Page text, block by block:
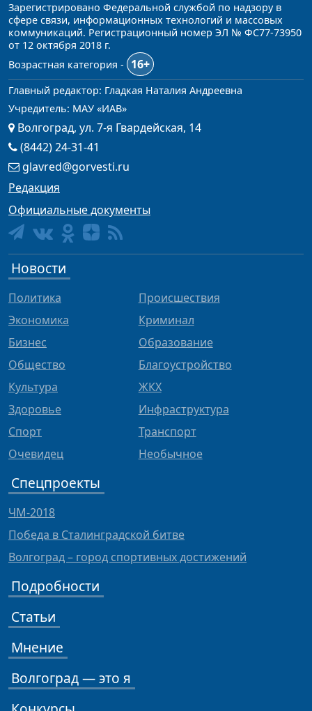
Зарегистрировано Федеральной службой по надзору в
сфере связи, информационных технологий и массовых
коммуникаций. Регистрационный номер ЭЛ № ФС77-73950
от 12 октября 2018 г.
Возрастная категория -
16+
Главный редактор: Гладкая Наталия Андреевна
Учредитель: МАУ «ИАВ»
Волгоград, ул. 7-я Гвардейская, 14
(8442) 24-31-41
glavred@gorvesti.ru
Редакция
Официальные документы
Новости
Политика
Экономика
Бизнес
Общество
Культура
Здоровье
Спорт
Очевидец
Происшествия
Криминал
Образование
Благоустройство
ЖКХ
Инфраструктура
Транспорт
Необычное
Спецпроекты
ЧМ-2018
Победа в Сталинградской битве
Волгоград – город спортивных достижений
Подробности
Статьи
Мнение
Волгоград — это я